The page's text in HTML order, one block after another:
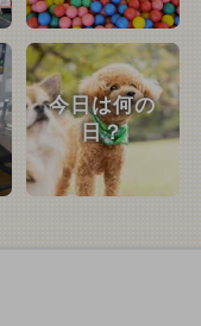
今日は何の
日？